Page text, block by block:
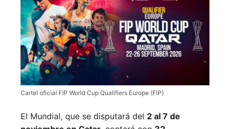
Cartel oficial FIP World Cup Qualifiers Europe (FIP)
El Mundial, que se disputará del 2 al 7 de